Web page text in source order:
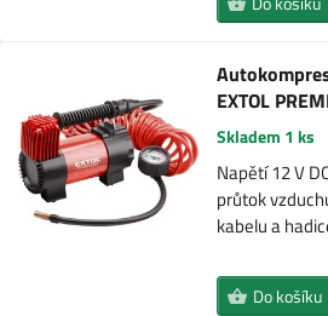
EXTOL
Skladem 1 ks
Napětí 12 V
průtok
kabelu a
Do košíku